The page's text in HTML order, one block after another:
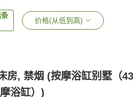
价格(从低到高)
房, 禁烟 (按摩浴缸别墅（43
浴缸）)